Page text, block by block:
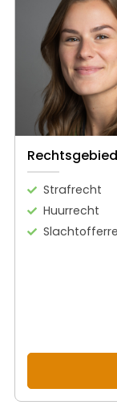
Strafrecht
Huurrecht